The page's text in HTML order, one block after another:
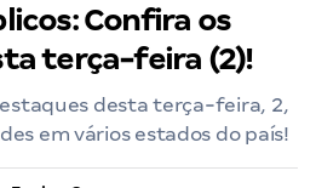
Confira os
terça-feira (2)!
desta terça-feira, 2,
em vários estados do país!